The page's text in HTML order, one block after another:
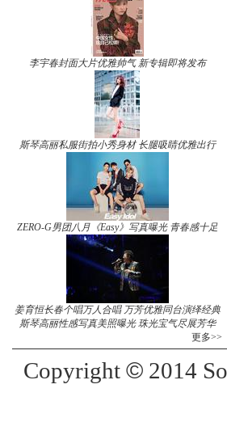
李宇春封面大片优雅帅气 新专辑即将发布
斯琴高丽私服街拍小秀身材 长腿吸睛优雅出行
ZERO-G男团八月《Easy》写真曝光 青春感十足
姜育恒长春个唱万人合唱 万芳优雅同台演绎经典
斯琴高丽性感写真美照曝光 珠光宝气尽展芳华
更多>>
Copyright ©2014